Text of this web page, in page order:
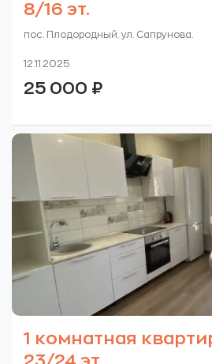
8/16 эт.
пос. Плодородный. ул. Сапрунова.
12.11.2025
25 000 ₽
1 комнатная